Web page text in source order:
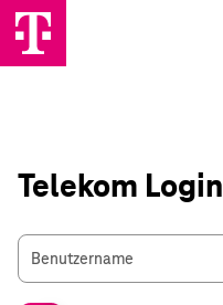
Telekom Login
Benutzername